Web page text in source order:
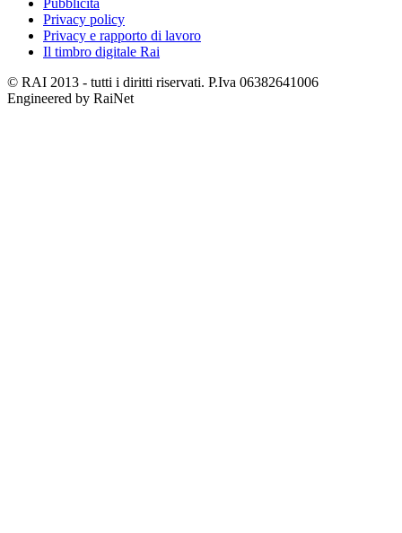
Pubblicità
Privacy policy
Privacy e rapporto di lavoro
Il timbro digitale Rai
© RAI 2013 - tutti i diritti riservati. P.Iva 06382641006
Engineered by RaiNet